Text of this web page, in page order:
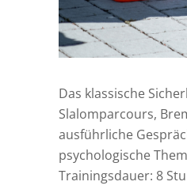
Das klassische
Slalomparcours,
ausführliche
psychologische
Trainingsdauer: 8